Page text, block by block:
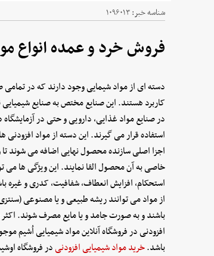
شناسه خبر:۱۰۹۶۰۱۳
فروش خرد و عمده انواع
دسته ای از مواد شیمایی وجود دارند که در تمامی
کاربرد هستند. این صنایع مختص به صنایع
در صنایع مواد غذایی, دارویی و حتی در آزمایشگاه
استفاده قرار می گیرند. این دسته از مواد افزودنی
اجزا اصلی سازنده محصول نهایی اضافه می شوند
خاصی به آن محصول القا نمایند. این ویژگی ها می
استحکام, افزایش انعطاف, شفافیت, کدری و غیره
از مواد می توانند ریشه طبیعی و یا مصنوعی
باشند و به صورت جامد و یا مایع مصرف شوند. اکثر
افزودنی در فروشگاه آنلاین مواد شیمیایی
باشد.خرید مواد شیمیایی افزودنیدر فروشگاه